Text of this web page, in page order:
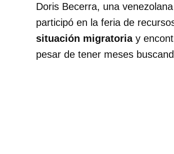
Doris Becerra, una
participó en la feria de
situación migratoriay
pesar de tener meses